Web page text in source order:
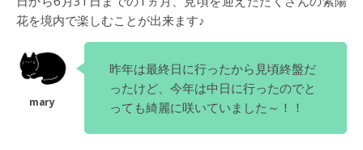
花を境内で楽しむことが出来ます♪
昨年は最終日に行ったから見頃終盤だ
ったけど、今年は中日に行ったのでと
っても綺麗に咲いていました～！！